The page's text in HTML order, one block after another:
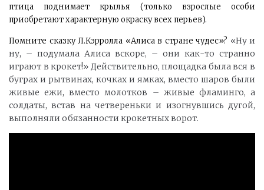
птица поднимает крылья (только взрослые особи
приобретают характерную окраску всех перьев).
Помните сказку Л.Кэрролла «Алиса в стране чудес»? «Ну и
ну, – подумала Алиса вскоре, – они как-то странно
играют в крокет!» Действительно, площадка была вся в
буграх и рытвинах, кочках и ямках, вместо шаров были
живые ежи, вместо молотков – живые фламинго, а
солдаты, встав на четвереньки и изогнувшись дугой,
выполняли обязанности крокетных ворот.